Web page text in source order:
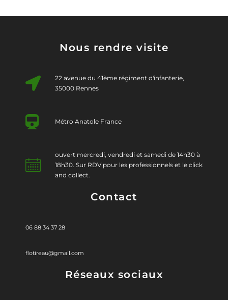
Nous rendre visite
22 avenue du 41ème régiment d'infanterie,
35000 Rennes
Métro Anatole France
ouvert mercredi, vendredi et samedi de 14h30 à
18h30. Sur RDV pour les professionnels et le click
and collect.
Contact
06 88 34 37 28
flotireau@gmail.com
Réseaux sociaux